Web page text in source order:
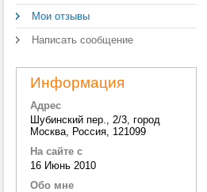
Мои отзывы
Написать сообщение
Информация
Адрес
Шубинский пер., 2/3, город
Москва, Россия, 121099
На сайте с
16 Июнь 2010
Обо мне